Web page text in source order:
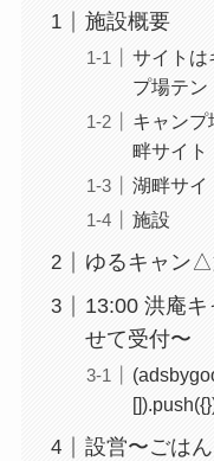
施設概要
サイトは
プ場テン
キャンプ
畔サイト
湖畔サイ
施設
ゆるキャン△
13:00 洪庵
せて受付〜
設営〜ごはん